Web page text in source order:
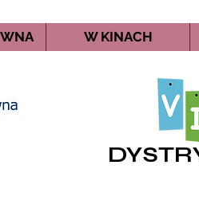
W KINACH